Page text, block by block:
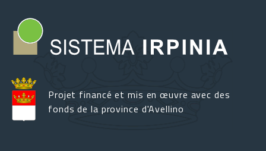
Projet financé et mis en œuvre avec des
fonds de la province d'Avellino